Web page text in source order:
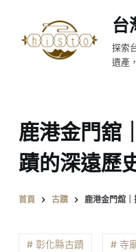
至
台
探索
遺產
鹿港金門舘
蹟的深遠歷
首頁 古蹟 鹿港金門舘
# 彰化縣古蹟 # 寺